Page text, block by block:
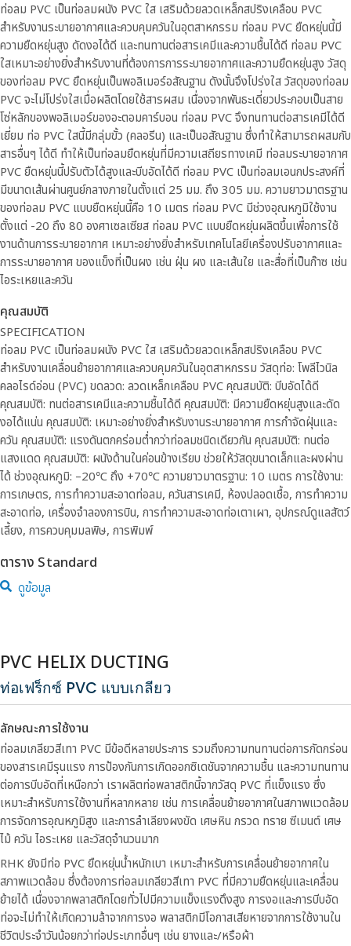
ท่อลม PVC เป็นท่อลมผนัง PVC ใส เสริมด้วยลวดเหล็กสปริงเคลือบ PVC
สำหรับงานระบายอากาศและควบคุมควันในอุตสาหกรรม ท่อลม PVC ยืดหยุ่นนี้มี
ความยืดหยุ่นสูง ดัดงอได้ดี และทนทานต่อสารเคมีและความชื้นได้ดี ท่อลม PVC
ใสเหมาะอย่างยิ่งสำหรับงานที่ต้องการการระบายอากาศและความยืดหยุ่นสูง วัสดุ
ของท่อลม PVC ยืดหยุ่นเป็นพอลิเมอร์อสัณฐาน ดังนั้นจึงโปร่งใสวัสดุของท่อลม
PVC จะไม่โปร่งใสเมื่อผลิตโดยใช้สารผสม เนื่องจากพันธะเดี่ยวประกอบเป็นสาย
โซ่หลักของพอลิเมอร์ของอะตอมคาร์บอน ท่อลม PVC จึงทนทานต่อสารเคมีได้ดี
เยี่ยม ท่อ PVC ใสนี้มีกลุ่มขั้ว (คลอรีน) และเป็นอสัณฐาน ซึ่งทำให้สามารถผสมกับ
สารอื่นๆ ได้ดี ทำให้เป็นท่อลมยืดหยุ่นที่มีความเสถียรทางเคมี ท่อลมระบายอากาศ
PVC ยืดหยุ่นนี้ปรับตัวได้สูงและบีบอัดได้ดี ท่อลม PVC เป็นท่อลมเอนกประสงค์ที่
มีขนาดเส้นผ่านศูนย์กลางภายในตั้งแต่ 25 มม. ถึง 305 มม. ความยาวมาตรฐาน
ของท่อลม PVC แบบยืดหยุ่นนี้คือ 10 เมตร ท่อลม PVC มีช่วงอุณหภูมิใช้งาน
ตั้งแต่ -20 ถึง 80 องศาเซลเซียส ท่อลม PVC แบบยืดหยุ่นผลิตขึ้นเพื่อการใช้
งานด้านการระบายอากาศ เหมาะอย่างยิ่งสำหรับเทคโนโลยีเครื่องปรับอากาศและ
การระบายอากาศของแข็งที่เป็นผง เช่น ฝุ่น ผง และเส้นใย และสื่อที่เป็นก๊าซ เช่น
ไอระเหยและควัน
คุณสมบัติ
SPECIFICATION
ท่อลม PVC เป็นท่อลมผนัง PVC ใส เสริมด้วยลวดเหล็กสปริงเคลือบ PVC
สำหรับงานเคลื่อนย้ายอากาศและควบคุมควันในอุตสาหกรรม วัสดุท่อ: โพลีไวนิล
คลอไรด์อ่อน (PVC) ขดลวด: ลวดเหล็กเคลือบ PVC คุณสมบัติ: บีบอัดได้ดี
คุณสมบัติ: ทนต่อสารเคมีและความชื้นได้ดี คุณสมบัติ: มีความยืดหยุ่นสูงและดัด
งอได้แน่น คุณสมบัติ: เหมาะอย่างยิ่งสำหรับงานระบายอากาศการกำจัดฝุ่นและ
ควัน คุณสมบัติ: แรงดันตกคร่อมต่ำกว่าท่อลมชนิดเดียวกัน คุณสมบัติ: ทนต่อ
แสงแดด คุณสมบัติ: ผนังด้านในค่อนข้างเรียบ ช่วยให้วัสดุขนาดเล็กและผงผ่าน
ได้ ช่วงอุณหภูมิ: –20℃ ถึง +70℃ ความยาวมาตรฐาน: 10 เมตร การใช้งาน:
การเกษตร, การทำความสะอาดท่อลม, ควันสารเคมี, ห้องปลอดเชื้อ, การทำความ
สะอาดท่อ, เครื่องจำลองการบิน, การทำความสะอาดท่อเตาเผา, อุปกรณ์ดูแลสัตว์
เลี้ยง, การควบคุมมลพิษ, การพิมพ์
ตาราง Standard
ดูข้อมูล
PVC HELIX DUCTING
ท่อเฟร็กซ์ PVC แบบเกลียว
ลักษณะการใช้งาน
ท่อลมเกลียวสีเทา PVC มีข้อดีหลายประการ รวมถึงความทนทานต่อการกัดกร่อน
ของสารเคมีรุนแรง การป้องกันการเกิดออกซิเดชันจากความชื้น และความทนทาน
ต่อการบีบอัดที่เหนือกว่า เราผลิตท่อพลาสติกนี้จากวัสดุ PVC ที่แข็งแรง ซึ่ง
เหมาะสำหรับการใช้งานที่หลากหลาย เช่น การเคลื่อนย้ายอากาศในสภาพแวดล้อม
การจัดการอุณหภูมิสูง และการลำเลียงผงขัด เศษหิน กรวด ทราย ซีเมนต์ เศษ
ไม้ ควัน ไอระเหย และวัสดุจำนวนมาก
RHK ยังมีท่อ PVC ยืดหยุ่นน้ำหนักเบา เหมาะสำหรับการเคลื่อนย้ายอากาศใน
สภาพแวดล้อม ซึ่งต้องการท่อลมเกลียวสีเทา PVC ที่มีความยืดหยุ่นและเคลื่อน
ย้ายได้ เนื่องจากพลาสติกโดยทั่วไปมีความแข็งแรงดึงสูง การงอและการบีบอัด
ท่อจะไม่ทำให้เกิดความล้าจากการงอ พลาสติกมีโอกาสเสียหายจากการใช้งานใน
ชีวิตประจำวันน้อยกว่าท่อประเภทอื่นๆ เช่น ยางและ/หรือผ้า